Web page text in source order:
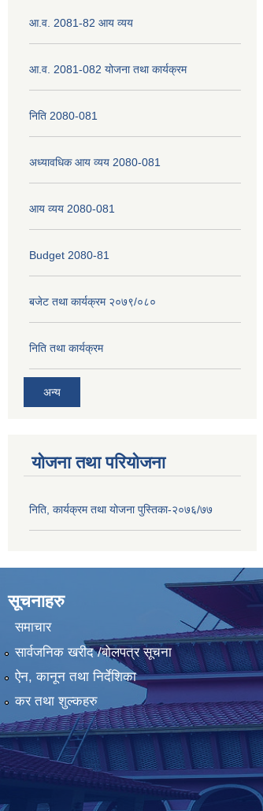
आ.व. 2081-82 आय व्यय
आ.व. 2081-082 योजना तथा कार्यक्रम
निति 2080-081
अध्यावधिक आय व्यय 2080-081
आय व्यय 2080-081
Budget 2080-81
बजेट तथा कार्यक्रम २०७९/०८०
निति तथा कार्यक्रम
अन्य
योजना तथा परियोजना
निति, कार्यक्रम तथा योजना पुस्तिका-२०७६/७७
सूचनाहरु
समाचार
सार्वजनिक खरीद /बोलपत्र सूचना
ऐन, कानून तथा निर्देशिका
कर तथा शुल्कहरु